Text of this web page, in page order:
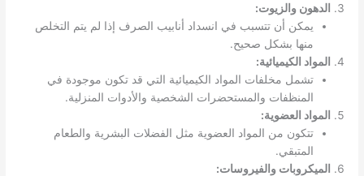
الدهون والزيوت:
يمكن أن تتسبب في انسداد أنابيب الصرف إذا لم يتم التخلص
منها بشكل صحيح.
المواد الكيميائية:
تشمل مخلفات المواد الكيميائية التي قد تكون موجودة في
المنظفات والمستحضرات الشخصية والأدوات المنزلية.
المواد العضوية:
تتكون من المواد العضوية مثل الفضلات البشرية والطعام
المتبقي.
الميكروبات والفيروسات: